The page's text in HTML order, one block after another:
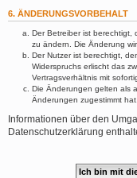
6. ÄNDERUNGSVORBEHALT
Der Betreiber ist berechtigt,
zu ändern. Die Änderung
Der Nutzer ist berechtigt,
Widerspruchs erlischt das
Vertragsverhältnis mit
Die Änderungen gelten als
Änderungen zugestimmt hat.
Informationen über den
Datenschutzerklärung